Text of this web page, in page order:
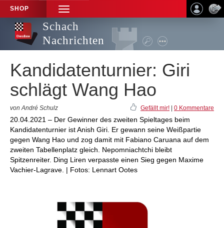
SHOP
TOGGLE
NAVIGATION
Schach
Nachrichten
Kandidatenturnier: Giri
schlägt Wang Hao
von André Schulz Gefällt mir! 0 Kommentare
20.04.2021 – Der Gewinner des zweiten Spieltages beim
Kandidatenturnier ist Anish Giri. Er gewann seine Weißpartie
gegen Wang Hao und zog damit mit Fabiano Caruana auf dem
zweiten Tabellenplatz gleich. Nepomniachtchi bleibt
Spitzenreiter. Ding Liren verpasste einen Sieg gegen Maxime
Vachier-Lagrave. | Fotos: Lennart Ootes